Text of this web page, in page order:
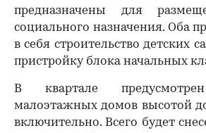
предназначены для
социального назначения. Оба
в себя строительство детских
пристройку блока начальных
В квартале
малоэтажных домов высотой
включительно. Всего будет